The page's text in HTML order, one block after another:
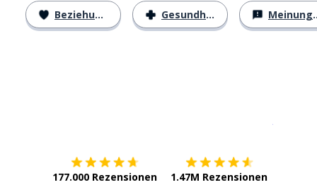
Beziehungen Gesundheit Meinungen
177.000 Rezensionen 1.47M Rezensionen